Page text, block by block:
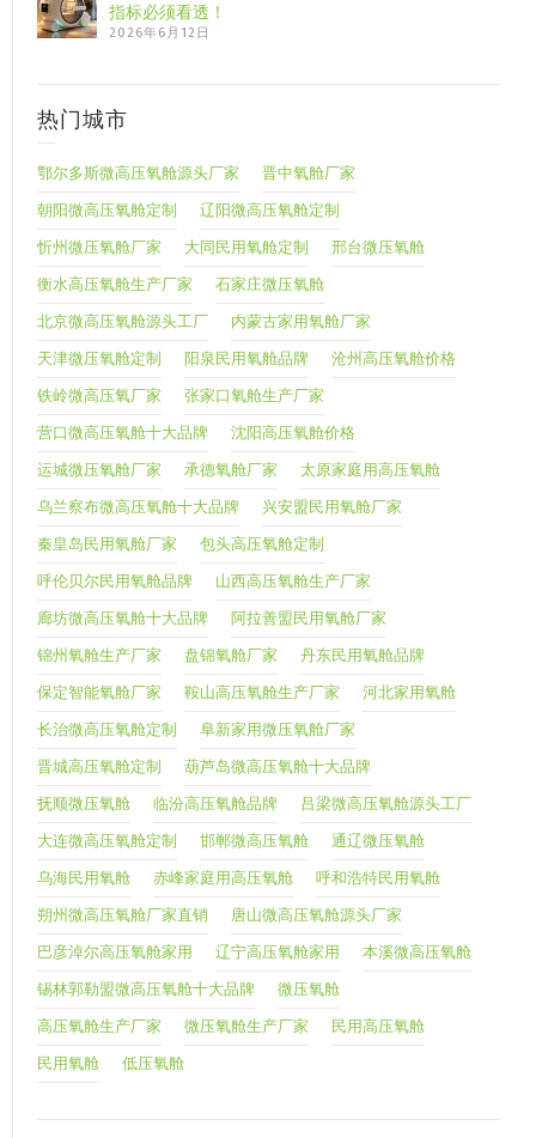
指标必须看透！
2026年6月12日
热门城市
鄂尔多斯微高压氧舱源头厂家 晋中氧舱厂家
朝阳微高压氧舱定制 辽阳微高压氧舱定制
忻州微压氧舱厂家 大同民用氧舱定制 邢台微压氧舱
衡水高压氧舱生产厂家 石家庄微压氧舱
北京微高压氧舱源头工厂 内蒙古家用氧舱厂家
天津微压氧舱定制 阳泉民用氧舱品牌 沧州高压氧舱价格
铁岭微高压氧厂家 张家口氧舱生产厂家
营口微高压氧舱十大品牌 沈阳高压氧舱价格
运城微压氧舱厂家 承德氧舱厂家 太原家庭用高压氧舱
乌兰察布微高压氧舱十大品牌 兴安盟民用氧舱厂家
秦皇岛民用氧舱厂家 包头高压氧舱定制
呼伦贝尔民用氧舱品牌 山西高压氧舱生产厂家
廊坊微高压氧舱十大品牌 阿拉善盟民用氧舱厂家
锦州氧舱生产厂家 盘锦氧舱厂家 丹东民用氧舱品牌
保定智能氧舱厂家 鞍山高压氧舱生产厂家 河北家用氧舱
长治微高压氧舱定制 阜新家用微压氧舱厂家
晋城高压氧舱定制 葫芦岛微高压氧舱十大品牌
抚顺微压氧舱 临汾高压氧舱品牌 吕梁微高压氧舱源头工厂
大连微高压氧舱定制 邯郸微高压氧舱 通辽微压氧舱
乌海民用氧舱 赤峰家庭用高压氧舱 呼和浩特民用氧舱
朔州微高压氧舱厂家直销 唐山微高压氧舱源头厂家
巴彦淖尔高压氧舱家用 辽宁高压氧舱家用 本溪微高压氧舱
锡林郭勒盟微高压氧舱十大品牌 微压氧舱
高压氧舱生产厂家 微压氧舱生产厂家 民用高压氧舱
民用氧舱 低压氧舱